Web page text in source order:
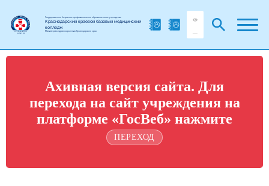
Государственное бюджетное профессиональное образовательное учреждение
Краснодарский краевой базовый медицинский
колледж
Министерства здравоохранения Краснодарского края
Ахивная версия сайта. Для
перехода на сайт учреждения на
платформе «ГосВеб» нажмите
ПЕРЕХОД